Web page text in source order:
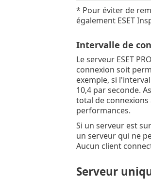
* Pour éviter de
également ESET
Intervalle de
Le serveur ESET
connexion soit
exemple, si
10,4 par seconde.
total de
performances.
Si un serveur est
un serveur qui ne
Aucun client
Serveur